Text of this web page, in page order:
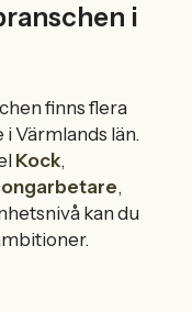
i
finns flera
Värmlands län.
Kock,
,
kan du